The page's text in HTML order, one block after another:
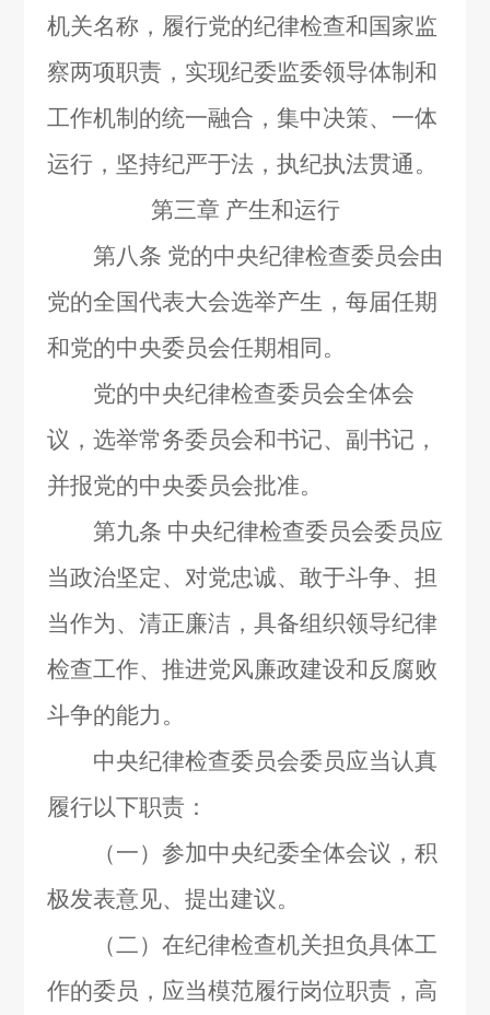
机关名称，履行党的纪律检查和国家监
察两项职责，实现纪委监委领导体制和
工作机制的统一融合，集中决策、一体
运行，坚持纪严于法，执纪执法贯通。
第三章 产生和运行
第八条 党的中央纪律检查委员会由
党的全国代表大会选举产生，每届任期
和党的中央委员会任期相同。
党的中央纪律检查委员会全体会
议，选举常务委员会和书记、副书记，
并报党的中央委员会批准。
第九条 中央纪律检查委员会委员应
当政治坚定、对党忠诚、敢于斗争、担
当作为、清正廉洁，具备组织领导纪律
检查工作、推进党风廉政建设和反腐败
斗争的能力。
中央纪律检查委员会委员应当认真
履行以下职责：
（一）参加中央纪委全体会议，积
极发表意见、提出建议。
（二）在纪律检查机关担负具体工
作的委员，应当模范履行岗位职责，高